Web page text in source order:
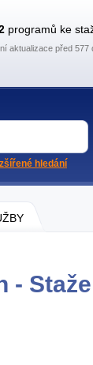
-
programů ke
aktualizace před 577
hledání